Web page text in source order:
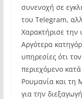
συνενοχή σε
του Telegram,
Χαρακτήρισε την
Αργότερα
υπηρεσίες ότι
περιεχόμενο
Ρουμανία και τη
για την